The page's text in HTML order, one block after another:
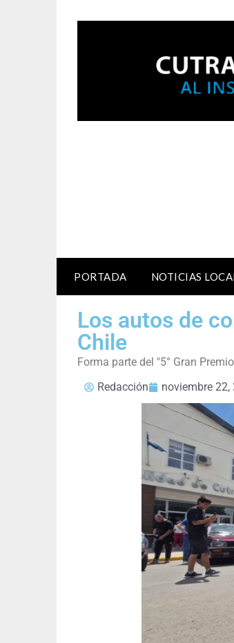
PORTADA NOTICIAS
Los autos de
Chile
Forma parte del "5° Gran
Redacción
noviembre 22,